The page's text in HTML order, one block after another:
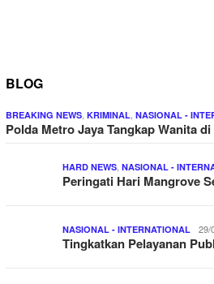
BLOG
BREAKING NEWS, KRIMINAL, NASIONAL -
Polda Metro Jaya Tangkap Wanita
HARD NEWS, NASIONAL -
Peringati Hari Mangrove
NASIONAL - INTERNATIONAL 29/
Tingkatkan Pelayanan